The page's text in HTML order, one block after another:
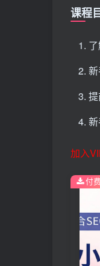
课程
加入
付